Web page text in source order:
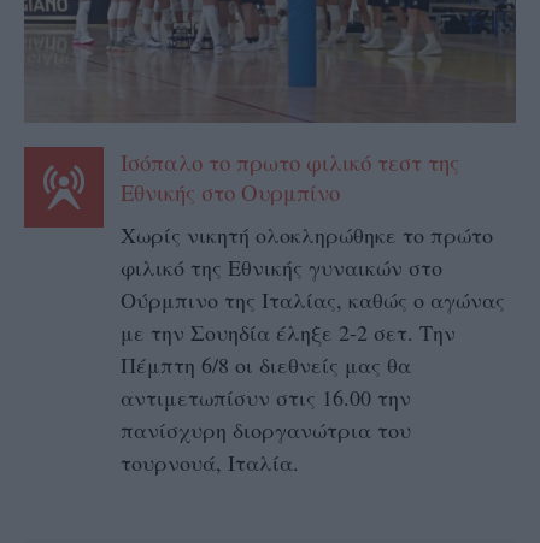
Ισόπαλο το πρωτο φιλικό τεστ της
Εθνικής στο Ουρμπίνο
Χωρίς νικητή ολοκληρώθηκε το πρώτο
φιλικό της Εθνικής γυναικών στο
Ούρμπινο της Ιταλίας, καθώς ο αγώνας
με την Σουηδία έληξε 2-2 σετ. Την
Πέμπτη 6/8 οι διεθνείς μας θα
αντιμετωπίσυν στις 16.00 την
πανίσχυρη διοργανώτρια του
τουρνουά, Ιταλία.